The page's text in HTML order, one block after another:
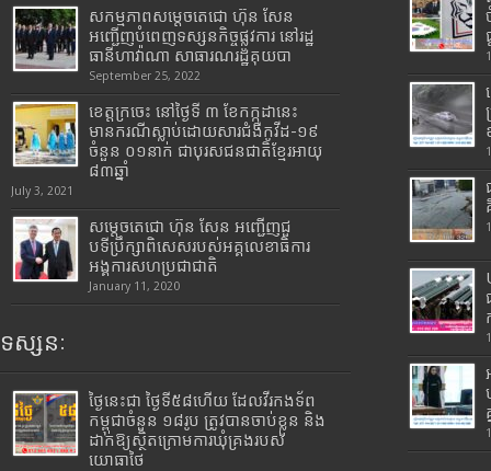
សកម្មភាពសម្តេចតេជោ ហ៊ុន សែន
អញ្ជើញបំពេញទស្សនកិច្ចផ្លូវការ នៅរដ្ឋ
ធានីហាវ៉ាណា សាធារណរដ្ឋគុយបា
September 25, 2022
ខេត្តក្រចេះ នៅថ្ងៃទី ៣ ខែកក្កដានេះ
មានករណីស្លាប់ដោយសារជំងឺកូវីដ-១៩
ចំនួន ០១នាក់ ជាបុរសជនជាតិខ្មែរអាយុ
៨៣ឆ្នាំ
July 3, 2021
សម្តេចតេជោ ហ៊ុន សែន អញ្ជើញជួ
បទីប្រឹក្សាពិសេសរបស់អគ្គលេខាធិការ
អង្គការសហប្រជាជាតិ
January 11, 2020
ទស្សនៈ
ថ្ងៃនេះជា ថ្ងៃទី៥៨ហើយ ដែលវីរកងទ័ព
កម្ពុជាចំនួន ១៨រូប ត្រូវបានចាប់ខ្លួន និង
ដាក់ឱ្យស្ថិតក្រោមការឃុំគ្រងរបស់
យោធាថៃ